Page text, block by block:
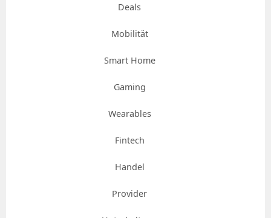
Deals
Mobilität
Smart Home
Gaming
Wearables
Fintech
Handel
Provider